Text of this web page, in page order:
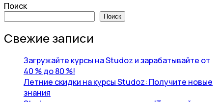
Поиск
Поиск
Свежие записи
Загружайте курсы на Studoz и зарабатывайте от
40 % до 80 %!
Летние скидки на курсы Studoz: Получите новые
знания